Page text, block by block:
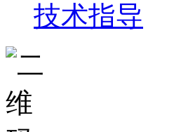
技术指导